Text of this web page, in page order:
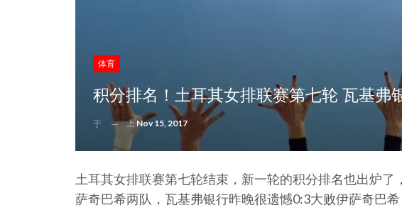
体育
积分排名！土耳其女排联赛第七轮 瓦基弗
于 上 Nov 15, 2017
土耳其女排联赛第七轮结束，新一轮的积分排名也出炉
萨奇巴希两队，瓦基弗银行昨晚很遗憾0:3大败伊萨奇巴